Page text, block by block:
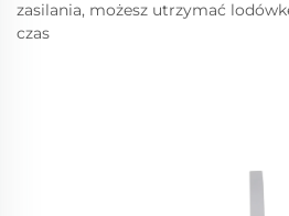
zasilania, możesz utrzymać
czas